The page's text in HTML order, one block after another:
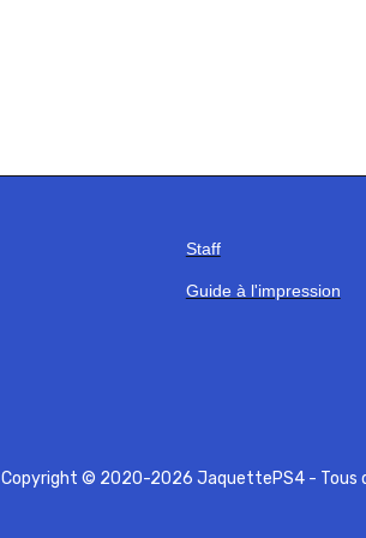
Staff
Guide à l'impression
Copyright © 2020-2026 JaquettePS4 - Tous